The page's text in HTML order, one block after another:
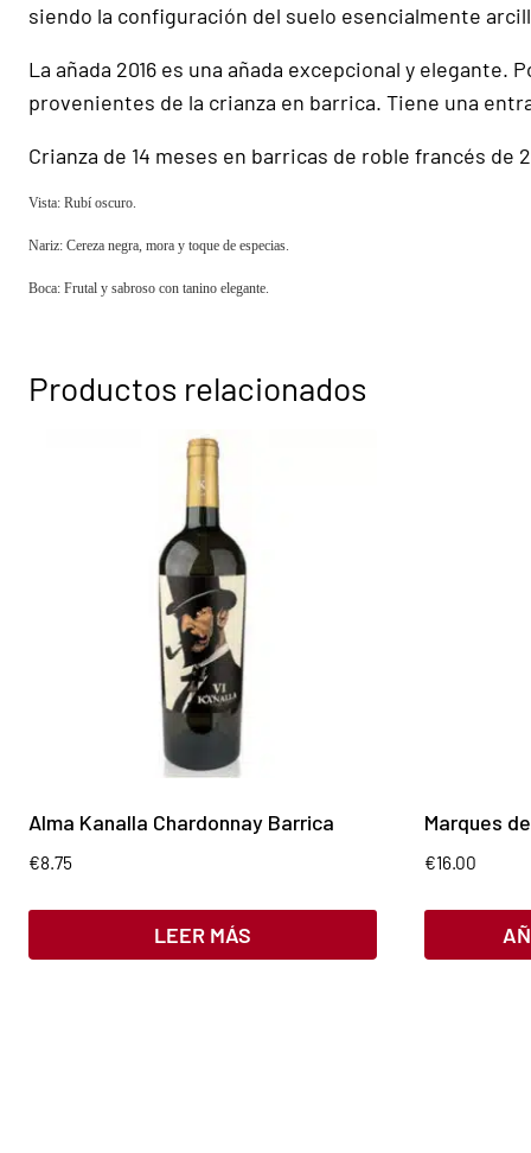
siendo la configuración del suelo esencialmente
La añada 2016 es una añada excepcional y
provenientes de la crianza en barrica. Tiene una
Crianza de 14 meses en barricas de roble francés de
Vista: Rubí oscuro.
Nariz: Cereza negra, mora y toque de especias.
Boca: Frutal y sabroso con tanino elegante.
Productos relacionados
Alma Kanalla Chardonnay Barrica
€8.75
LEER MÁS
Marques
€16.00